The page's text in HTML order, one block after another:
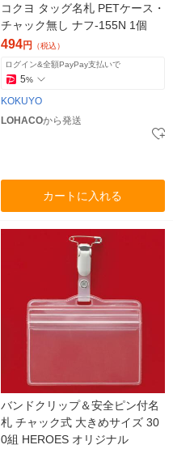
コクヨ タッグ名札 PETケース・
チャック無し ナフ-155N 1個
494円 （税込）
ログイン&全額PayPay支払いで
5%
KOKUYO
LOHACOから発送
カートに入れる
バンドクリップ＆安全ピン付名
札 チャック式 大きめサイズ 30
0組 HEROES オリジナル